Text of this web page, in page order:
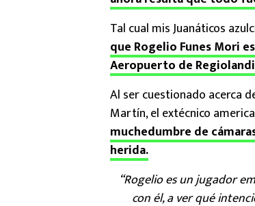
Tal cual mis Juanáticos
que Rogelio Funes Mori
Aeropuerto de
Al ser cuestionado acerca
Martín, el extécnico
muchedumbre de
herida.
“Rogelio es un jugador
con él, a ver qué